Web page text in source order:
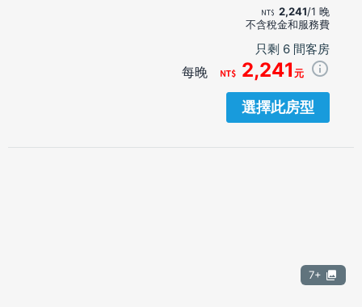
2,241/1 晚
不含稅金和服務費
只剩 6 間客房
每晚 2,241 元
選擇此房型
7+